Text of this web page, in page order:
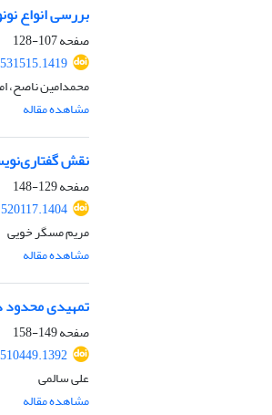
بررسی انواع
صفحه107-128
محمدامین ناصح،
مشاهده مقاله
نقش
صفحه129-148
مریم مسگر خویی
مشاهده مقاله
تمهیدی محدود
صفحه149-158
علی سالمی
مشاهده مقاله